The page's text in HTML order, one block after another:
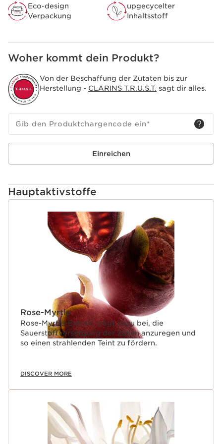
Eco-design
Verpackung
upgecycelter
Inhaltsstoff
Woher kommt dein Produkt?
Von der Beschaffung der Zutaten bis zur
Herstellung - CLARINS T.R.U.S.T. sagt dir alles.
Gib den Produktchargencode ein*
Einreichen
Hauptaktivstoffe
WEITER ZUM INHALT
Rose-Myrtle
Rose-Myrtle-Extrakt trägt dazu bei, die
Sauerstoffversorgung der Zellen anzuregen und
so einen strahlenden Teint zu fördern.
DISCOVER MORE